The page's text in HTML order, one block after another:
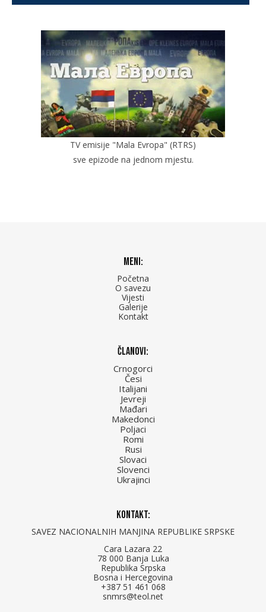
TV emisije "Mala Evropa" (RTRS)
sve epizode na jednom mjestu.
Meni:
Početna
O savezu
Vijesti
Galerije
Kontakt
Članovi:
Crnogorci
Česi
Italijani
Jevreji
Mađari
Makedonci
Poljaci
Romi
Rusi
Slovaci
Slovenci
Ukrajinci
Kontakt:
SAVEZ NACIONALNIH MANJINA REPUBLIKE SRPSKE
Cara Lazara 22
78 000 Banja Luka
Republika Srpska
Bosna i Hercegovina
+387 51 461 068
snmrs@teol.net